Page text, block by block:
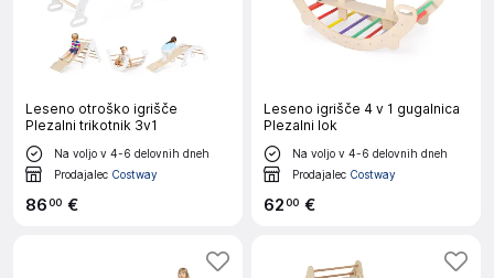
Leseno otroško igrišče
Plezalni trikotnik 3v1
Na voljo v 4-6 delovnih dneh
Prodajalec Costway
8600 €
Leseno igrišče 4 v 1 gugalnica
Plezalni lok
Na voljo v 4-6 delovnih dneh
Prodajalec Costway
6200 €